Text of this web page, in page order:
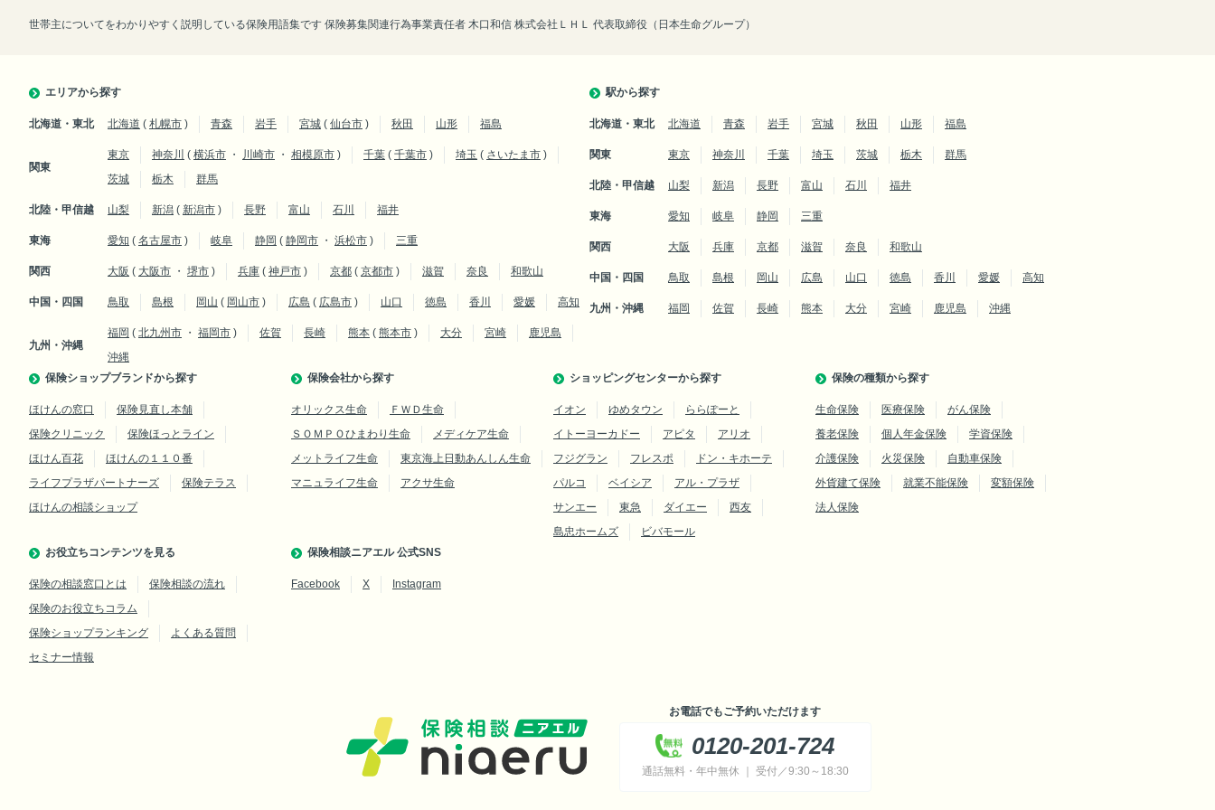
世帯主についてをわかりやすく説明している保険用語集です 保険募集関連行為事業責任者 木口和信 株式会社ＬＨＬ 代表取締役（日本生命グループ）
エリアから探す
北海道・東北 北海道 ( 札幌市 ) 青森 岩手 宮城 ( 仙台市 ) 秋田 山形 福島
関東
東京 神奈川 ( 横浜市 ・ 川崎市 ・ 相模原市 ) 千葉 ( 千葉市 ) 埼玉 ( さいたま市 )
茨城
栃木 群馬
北陸・甲信越 山梨 新潟 ( 新潟市 ) 長野 富山 石川 福井
東海 愛知 ( 名古屋市 ) 岐阜 静岡 ( 静岡市 ・ 浜松市 ) 三重
関西 大阪 ( 大阪市 ・ 堺市 ) 兵庫 ( 神戸市 ) 京都 ( 京都市 ) 滋賀 奈良 和歌山
中国・四国 鳥取 島根 岡山 ( 岡山市 ) 広島 ( 広島市 ) 山口 徳島 香川 愛媛 高知
九州・沖縄
福岡 ( 北九州市 ・ 福岡市 ) 佐賀 長崎 熊本 ( 熊本市 ) 大分 宮崎
鹿児島
沖縄
駅から探す
北海道・東北 北海道 青森 岩手 宮城 秋田 山形 福島
関東 東京 神奈川 千葉 埼玉 茨城 栃木 群馬
北陸・甲信越 山梨 新潟 長野 富山 石川 福井
東海 愛知 岐阜 静岡 三重
関西 大阪 兵庫 京都 滋賀 奈良 和歌山
中国・四国 鳥取 島根 岡山 広島 山口 徳島 香川 愛媛 高知
九州・沖縄 福岡 佐賀 長崎 熊本 大分 宮崎 鹿児島 沖縄
保険ショップブランドから探す
ほけんの窓口
保険見直し本舗
保険クリニック
保険ほっとライン
ほけん百花
ほけんの１１０番
ライフプラザパートナーズ
保険テラス
ほけんの相談ショップ
保険会社から探す
オリックス生命
ＦＷＤ生命
ＳＯＭＰＯひまわり生命
メディケア生命
メットライフ生命
東京海上日動あんしん生命
マニュライフ生命
アクサ生命
ショッピングセンターから探す
イオン ゆめタウン
ららぽーと
イトーヨーカドー
アピタ
アリオ
フジグラン
フレスポ
ドン・キホーテ
パルコ
ベイシア
アル・プラザ
サンエー
東急 ダイエー
西友
島忠ホームズ
ビバモール
保険の種類から探す
生命保険 医療保険
がん保険
養老保険
個人年金保険
学資保険
介護保険
火災保険
自動車保険
外貨建て保険
就業不能保険
変額保険
法人保険
お役立ちコンテンツを見る
保険の相談窓口とは
保険相談の流れ
保険のお役立ちコラム
保険ショップランキング
よくある質問
セミナー情報
保険相談ニアエル 公式SNS
Facebook X Instagram
お電話でもご予約いただけます
0120-201-724
通話無料・年中無休 ｜ 受付／9:30～18:30